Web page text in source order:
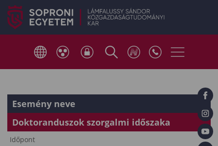
Esemény neve
Doktoranduszok szorgalmi időszaka
Időpont